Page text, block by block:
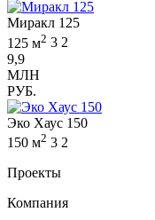
Миракл 125
125 м2 3 2
9,9
МЛН
РУБ.
Эко Хаус 150
150 м2 3 2
Проекты
Компания